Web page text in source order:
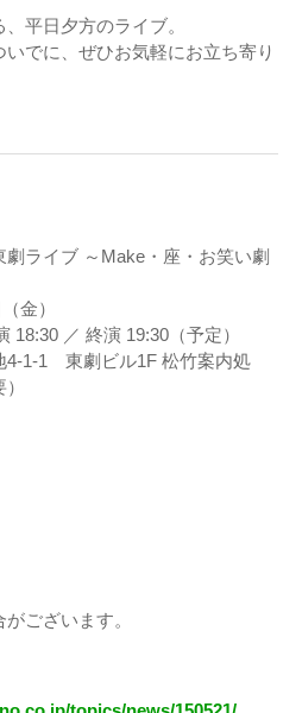
平日夕方のライブ。
でに、ぜひお気軽にお立ち寄り
劇ライブ ～Make・座・お笑い劇
金）
18:30 ／ 終演 19:30（予定）
4-1-1 東劇ビル1F 松竹案内処
ございます。